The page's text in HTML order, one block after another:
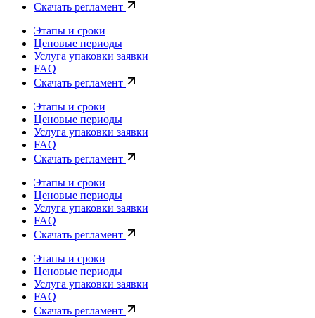
Скачать регламент
Этапы и сроки
Ценовые периоды
Услуга упаковки заявки
FAQ
Скачать регламент
Этапы и сроки
Ценовые периоды
Услуга упаковки заявки
FAQ
Скачать регламент
Этапы и сроки
Ценовые периоды
Услуга упаковки заявки
FAQ
Скачать регламент
Этапы и сроки
Ценовые периоды
Услуга упаковки заявки
FAQ
Скачать регламент